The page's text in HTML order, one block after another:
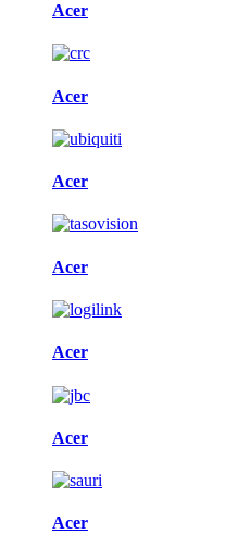
Acer
Acer
Acer
Acer
Acer
Acer
Acer